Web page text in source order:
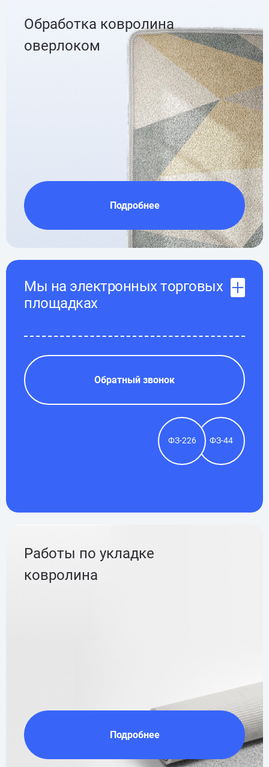
Обработка ковролина
оверлоком
Подробнее
Мы на электронных торговых
площадках
Обратный звонок
ФЗ-226 ФЗ-44
Работы по укладке
ковролина
Подробнее